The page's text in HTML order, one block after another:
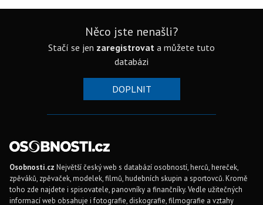
Něco jste nenašli?
Stačí se jen zaregistrovat a můžete tuto
databázi
DOPLNIT
Osobnosti.cz Největší český web s databází osobností, herců, hereček,
zpěváků, zpěvaček, modelek, filmů, hudebních skupin a sportovců. Kromě
toho zde najdete i spisovatele, panovníky a finančníky. Vedle užitečných
informací web obsahuje i fotografie, diskografie, filmografie a vztahy